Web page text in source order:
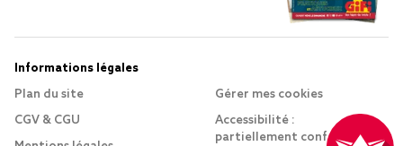
Informations légales
Plan du site
CGV & CGU
Gérer mes cookies
Accessibilité :
partiellement conforme